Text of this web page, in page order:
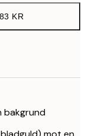
83 KR
bakgrund